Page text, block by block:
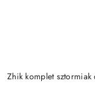
Zhik komplet